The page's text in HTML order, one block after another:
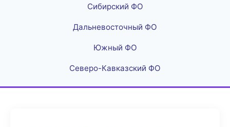
Сибирский ФО
Дальневосточный ФО
Южный ФО
Северо-Кавказский ФО